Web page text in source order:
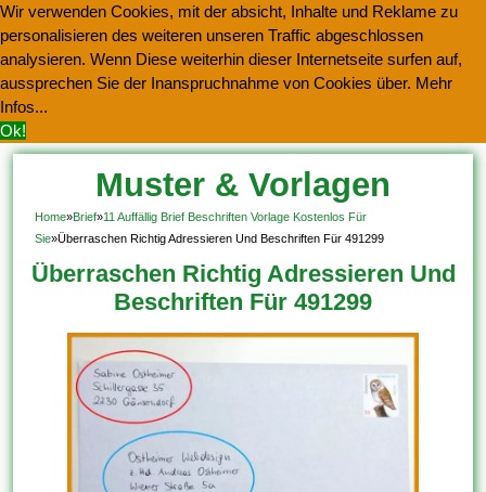
Wir verwenden Cookies, mit der absicht, Inhalte und Reklame zu
personalisieren des weiteren unseren Traffic abgeschlossen
analysieren. Wenn Diese weiterhin dieser Internetseite surfen auf,
aussprechen Sie der Inanspruchnahme von Cookies über. Mehr
Infos...
Ok!
Muster & Vorlagen
Kostenlos Herunterladen
Home»Brief»11 Auffällig Brief Beschriften Vorlage Kostenlos Für
Sie»Überraschen Richtig Adressieren Und Beschriften Für 491299
Überraschen Richtig Adressieren Und
Beschriften Für 491299